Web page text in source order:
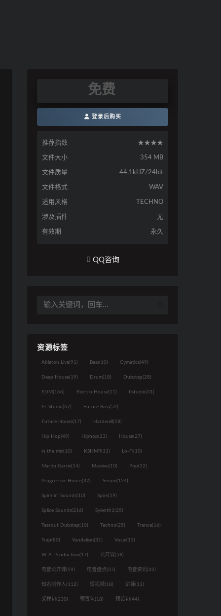
免费
登录后购买
推荐指数 ★★★★
文件大小 354 MB
文件质量 44.1kHZ/24bit
文件格式 WAV
适用风格 TECHNO
涉及插件 无
有效期 永久
QQ咨询
资源标签
Ableton Live(91) Bass(10) Cymatics(49)
Deep House(19) Drum(18) Dubstep(28)
EDM(166) Electro House(11) flstudio(41)
FL Studio(67) Future Bass(52)
Future House(17) Hardwell (18)
Hip Hop(49) Hiphop(23) House(27)
in the mix(10) KSHMR(13) Lo-Fi(10)
Martin Garrix(14) Massive(10) Pop(22)
Progressive House(32) Serum(124)
Spinnin' Sounds(10) Spire(19)
Splice Sounds(216) Sylenth1(25)
Tearout Dubstep(10) Techno(25) Trance(16)
Trap(80) Vandalism(31) Vocal (13)
W. A. Production(17) 公开课(59)
电音公开课(59) 电音盘点(37) 电音资讯(32)
知名制作人(112) 短视频 (18) 讲师(13)
采样包(230) 预置包(18) 预设包(44)